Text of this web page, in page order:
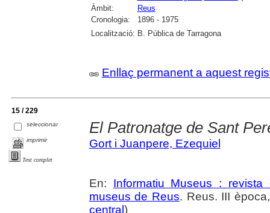
Àmbit:
Reus
Cronologia:
1896 - 1975
Localització: B. Pública de Tarragona
Enllaç permanent a aquest
15 / 229
seleccionar
imprimir
Text complet
El Patronatge de Sant
Gort i Juanpere, Ezequiel
En: Informatiu Museus :
museus de Reus. Reus. III
central)